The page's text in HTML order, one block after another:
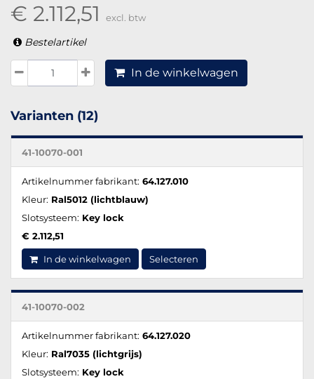
€ 2.112,51 excl. btw
Bestelartikel
In de winkelwagen
Varianten (12)
41-10070-001
Artikelnummer fabrikant: 64.127.010
Kleur: Ral5012 (lichtblauw)
Slotsysteem: Key lock
€ 2.112,51
In de winkelwagen Selecteren
41-10070-002
Artikelnummer fabrikant: 64.127.020
Kleur: Ral7035 (lichtgrijs)
Slotsysteem: Key lock